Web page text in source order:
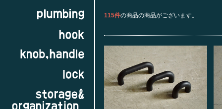
115件の商品の商品がございます。